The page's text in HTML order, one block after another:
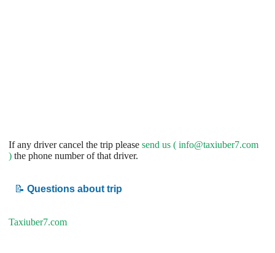
If any driver cancel the trip please send us ( info@taxiuber7.com
) the phone number of that driver.
📝 Questions about trip
Taxiuber7.com